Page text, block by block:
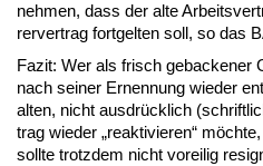
neh­men, dass der al­te
rer­ver­trag fort­gel­ten soll, so das
Fa­zit: Wer als frisch ge­ba­cke­ner
nach sei­ner Er­nen­nung wie­der
al­ten, nicht aus­drück­lich
trag wie­der „re­ak­ti­vie­ren“
soll­te trotz­dem nicht vor­ei­lig